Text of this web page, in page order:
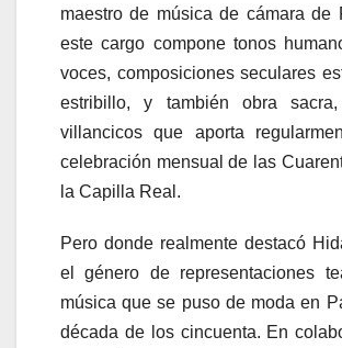
maestro de música de cámara de
este cargo compone tonos
voces, composiciones seculares
estribillo, y también obra
villancicos que aporta
celebración mensual de las
la Capilla Real.
Pero donde realmente destacó
el género de representaciones
música que se puso de moda en
década de los cincuenta. En